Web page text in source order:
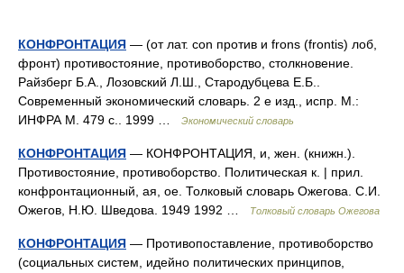
КОНФРОНТАЦИЯ — (от лат. con против и frons (frontis) лоб,
фронт) противостояние, противоборство, столкновение.
Райзберг Б.А., Лозовский Л.Ш., Стародубцева Е.Б..
Современный экономический словарь. 2 е изд., испр. М.:
ИНФРА М. 479 с.. 1999 …
Экономический словарь
КОНФРОНТАЦИЯ — КОНФРОНТАЦИЯ, и, жен. (книжн.).
Противостояние, противоборство. Политическая к. | прил.
конфронтационный, ая, ое. Толковый словарь Ожегова. С.И.
Ожегов, Н.Ю. Шведова. 1949 1992 …
Толковый словарь Ожегова
КОНФРОНТАЦИЯ — Противопоставление, противоборство
(социальных систем, идейно политических принципов,